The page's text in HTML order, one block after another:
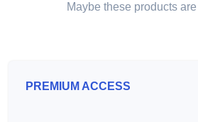
Maybe these products
PREMIUM ACCESS